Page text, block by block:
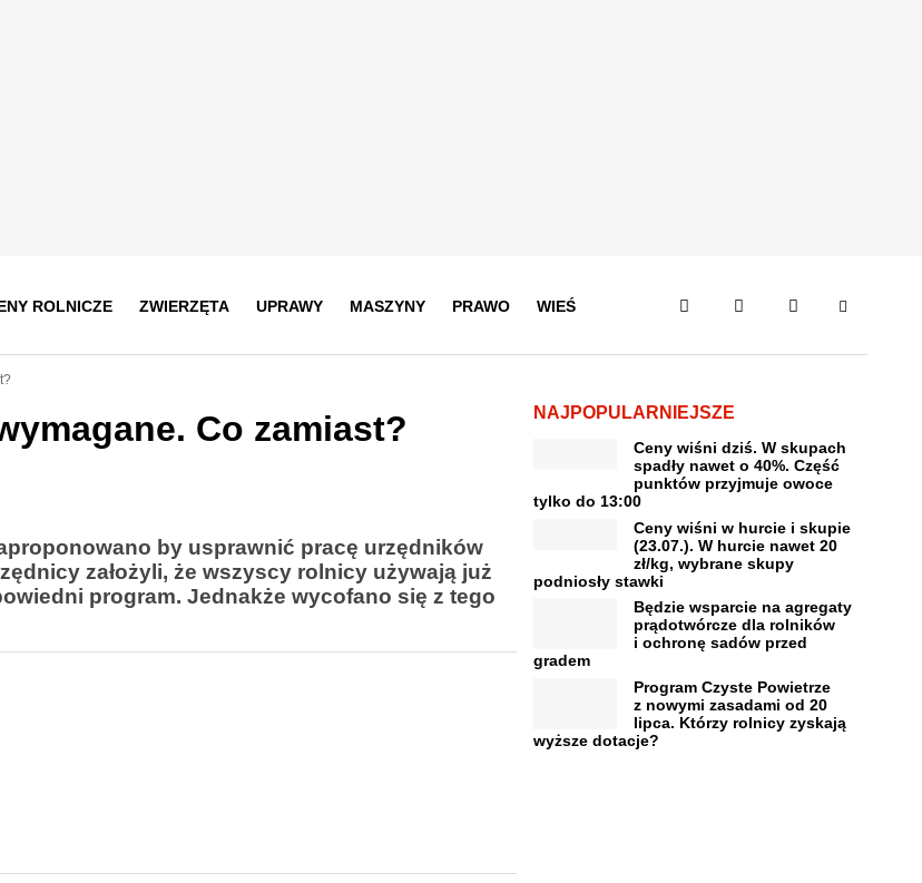
ROLNICZE ZWIERZĘTA UPRAWY MASZYNY PRAWO WIEŚ
Co zamiast?
by usprawnić pracę urzędników
założyli, że wszyscy rolnicy używają już
program. Jednakże wycofano się z tego
NAJPOPULARNIEJSZE
Ceny wiśni dziś. W skupach
spadły nawet o 40%. Część
punktów przyjmuje owoce
tylko do 13:00
Ceny wiśni w hurcie i skupie
(23.07.). W hurcie nawet 20
zł/kg, wybrane skupy
podniosły stawki
Będzie wsparcie na agregaty
prądotwórcze dla rolników
i ochronę sadów przed
gradem
Program Czyste Powietrze
z nowymi zasadami od 20
lipca. Którzy rolnicy zyskają
wyższe dotacje?